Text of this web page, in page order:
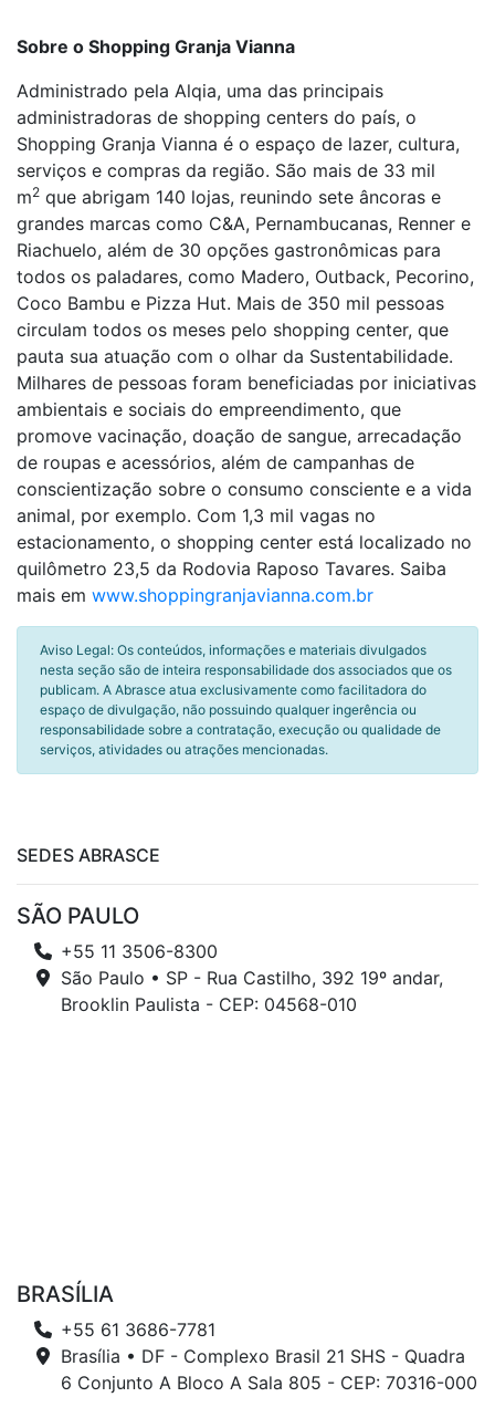
Sobre o Shopping Granja Vianna
Administrado pela Alqia, uma das principais
administradoras de shopping centers do país, o
Shopping Granja Vianna é o espaço de lazer, cultura,
serviços e compras da região. São mais de 33 mil
m2 que abrigam 140 lojas, reunindo sete âncoras e
grandes marcas como C&A, Pernambucanas, Renner e
Riachuelo, além de 30 opções gastronômicas para
todos os paladares, como Madero, Outback, Pecorino,
Coco Bambu e Pizza Hut. Mais de 350 mil pessoas
circulam todos os meses pelo shopping center, que
pauta sua atuação com o olhar da Sustentabilidade.
Milhares de pessoas foram beneficiadas por iniciativas
ambientais e sociais do empreendimento, que
promove vacinação, doação de sangue, arrecadação
de roupas e acessórios, além de campanhas de
conscientização sobre o consumo consciente e a vida
animal, por exemplo. Com 1,3 mil vagas no
estacionamento, o shopping center está localizado no
quilômetro 23,5 da Rodovia Raposo Tavares. Saiba
mais em www.shoppingranjavianna.com.br
Aviso Legal: Os conteúdos, informações e materiais divulgados
nesta seção são de inteira responsabilidade dos associados que os
publicam. A Abrasce atua exclusivamente como facilitadora do
espaço de divulgação, não possuindo qualquer ingerência ou
responsabilidade sobre a contratação, execução ou qualidade de
serviços, atividades ou atrações mencionadas.
SEDES ABRASCE
SÃO PAULO
+55 11 3506-8300
São Paulo • SP - Rua Castilho, 392 19º andar,
Brooklin Paulista - CEP: 04568-010
BRASÍLIA
+55 61 3686-7781
Brasília • DF - Complexo Brasil 21 SHS - Quadra
6 Conjunto A Bloco A Sala 805 - CEP: 70316-000